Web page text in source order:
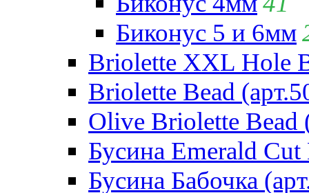
Биконус 5 и 6мм
Briolette XXL Hole
Briolette Bead
Olive Briolette Bead
Бусина Emerald Cut
Бусина Бабочка